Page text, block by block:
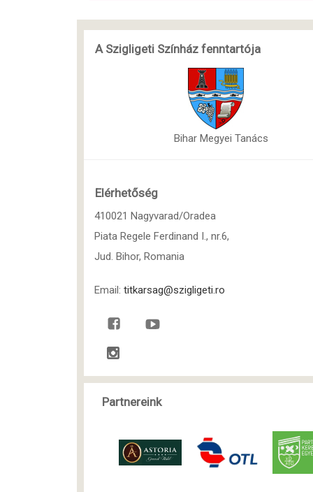
A Szigligeti Színház fenntartója
Bihar Megyei Tanács
Elérhetőség
410021 Nagyvarad/Oradea
Piata Regele Ferdinand I., nr.6,
Jud. Bihor, Romania
Email: titkarsag@szigligeti.ro
Partnereink